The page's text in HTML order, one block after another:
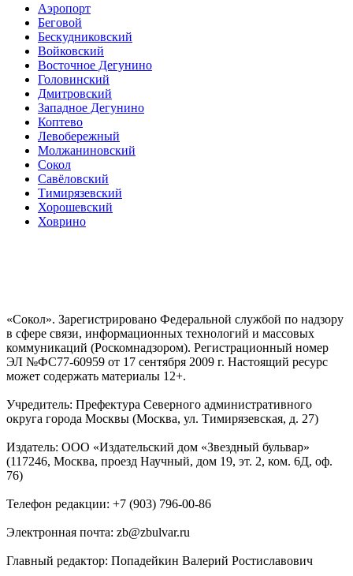
Аэропорт
Беговой
Бескудниковский
Войковский
Восточное Дегунино
Головинский
Дмитровский
Западное Дегунино
Коптево
Левобережный
Молжаниновский
Сокол
Савёловский
Тимирязевский
Хорошевский
Ховрино
«Сокол». Зарегистрировано Федеральной службой по надзору
в сфере связи, информационных технологий и массовых
коммуникаций (Роскомнадзором). Регистрационный номер
ЭЛ №ФС77-60959 от 17 сентября 2009 г. Настоящий ресурс
может содержать материалы 12+.
Учредитель: Префектура Северного административного
округа города Москвы (Москва, ул. Тимирязевская, д. 27)
Издатель: ООО «Издательский дом «Звездный бульвар»
(117246, Москва, проезд Научный, дом 19, эт. 2, ком. 6Д, оф.
76)
Телефон редакции: +7 (903) 796-00-86
Электронная почта: zb@zbulvar.ru
Главный редактор: Попадейкин Валерий Ростиславович